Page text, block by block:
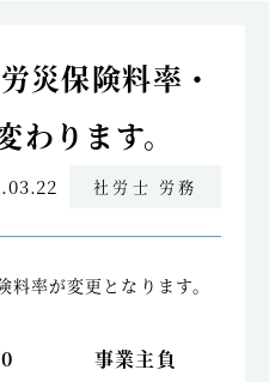
災保険料率・
ります。
社労士 労務
率が変更となります。
事業主負